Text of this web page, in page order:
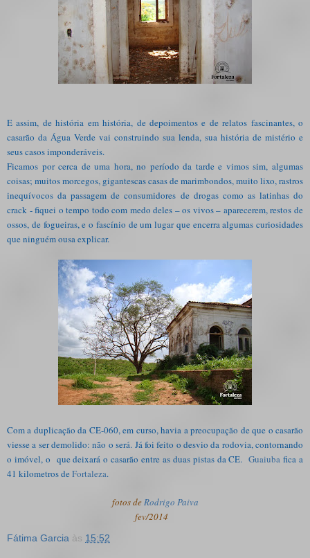
E assim, de história em história, de depoimentos e de relatos fascinantes, o
casarão da Água Verde vai construindo sua lenda, sua história de mistério e
seus casos imponderáveis.
Ficamos por cerca de uma hora, no período da tarde e vimos sim, algumas
coisas; muitos morcegos, gigantescas casas de marimbondos, muito lixo, rastros
inequívocos da passagem de consumidores de drogas como as latinhas do
crack - fiquei o tempo todo com medo deles – os vivos – aparecerem, restos de
ossos, de fogueiras, e o fascínio de um lugar que encerra algumas curiosidades
que ninguém ousa explicar.
Com a duplicação da CE-060, em curso, havia a preocupação de que o casarão
viesse a ser demolido: não o será. Já foi feito o desvio da rodovia, contornando
o imóvel, o que deixará o casarão entre as duas pistas da CE.Guaiuba fica a
41 kilometros de Fortaleza.
fotos deRodrigo Paiva
fev/2014
Fátima Garcia às 15:52